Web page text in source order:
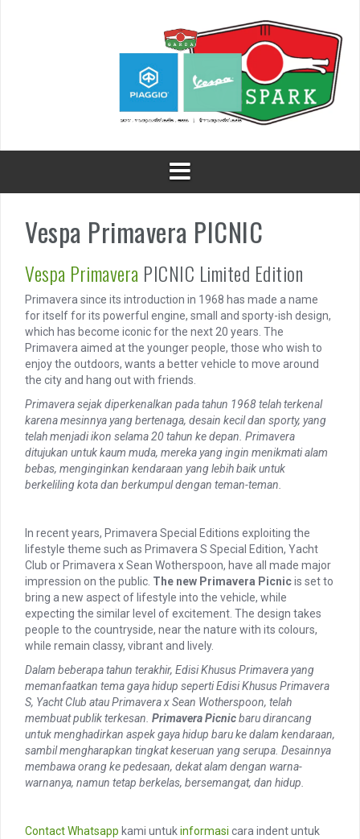
Vespa Primavera PICNIC
Vespa Primavera PICNIC Limited Edition
Primavera since its introduction in 1968 has made a name
for itself for its powerful engine, small and sporty-ish design,
which has become iconic for the next 20 years. The
Primavera aimed at the younger people, those who wish to
enjoy the outdoors, wants a better vehicle to move around
the city and hang out with friends.
Primavera sejak diperkenalkan pada tahun 1968 telah terkenal
karena mesinnya yang bertenaga, desain kecil dan sporty, yang
telah menjadi ikon selama 20 tahun ke depan. Primavera
ditujukan untuk kaum muda, mereka yang ingin menikmati alam
bebas, menginginkan kendaraan yang lebih baik untuk
berkeliling kota dan berkumpul dengan teman-teman.
In recent years, Primavera Special Editions exploiting the
lifestyle theme such as Primavera S Special Edition, Yacht
Club or Primavera x Sean Wotherspoon, have all made major
impression on the public. The new Primavera Picnicis set to
bring a new aspect of lifestyle into the vehicle, while
expecting the similar level of excitement. The design takes
people to the countryside, near the nature with its colours,
while remain classy, vibrant and lively.
Dalam beberapa tahun terakhir, Edisi Khusus Primavera yang
memanfaatkan tema gaya hidup seperti Edisi Khusus Primavera
S, Yacht Club atau Primavera x Sean Wotherspoon, telah
membuat publik terkesan. Primavera Picnicbaru dirancang
untuk menghadirkan aspek gaya hidup baru ke dalam kendaraan,
sambil mengharapkan tingkat keseruan yang serupa. Desainnya
membawa orang ke pedesaan, dekat alam dengan warna-
warnanya, namun tetap berkelas, bersemangat, dan hidup.
ContactWhatsapp kami untukinformasi cara indent untuk